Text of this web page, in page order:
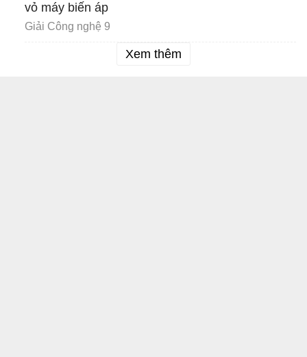
vỏ máy biến áp
Giải Công nghệ 9
Xem thêm